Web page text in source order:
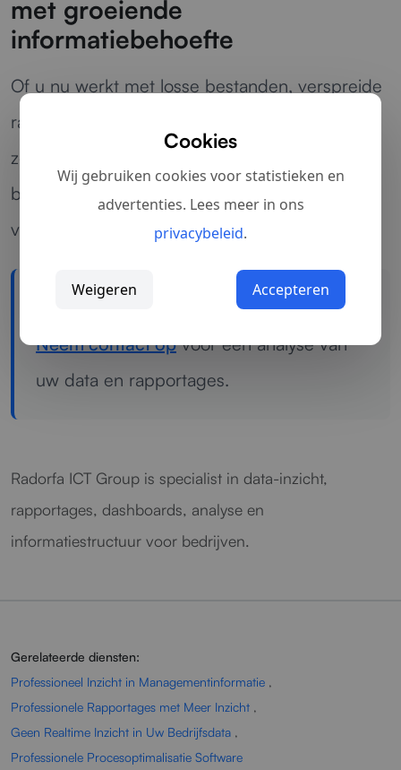
met groeiende
informatiebehoefte
Of u nu werkt met losse bestanden, verspreide
rapportages of verschillende databronnen: wij
zorgen voor een helder overzicht dat
besluitvorming versnelt en fouten helpt
voorkomen.
Geen duidelijk inzicht in prestaties?
Neem contact opvoor een analyse van
uw data en rapportages.
Radorfa ICT Group is specialist in data-inzicht,
rapportages, dashboards, analyse en
informatiestructuur voor bedrijven.
Gerelateerde diensten:
Professioneel Inzicht in Managementinformatie ,
Professionele Rapportages met Meer Inzicht ,
Geen Realtime Inzicht in Uw Bedrijfsdata ,
Professionele Procesoptimalisatie Software
Cookies
Wij gebruiken cookies voor statistieken en
advertenties. Lees meer in ons
privacybeleid.
Weigeren Accepteren